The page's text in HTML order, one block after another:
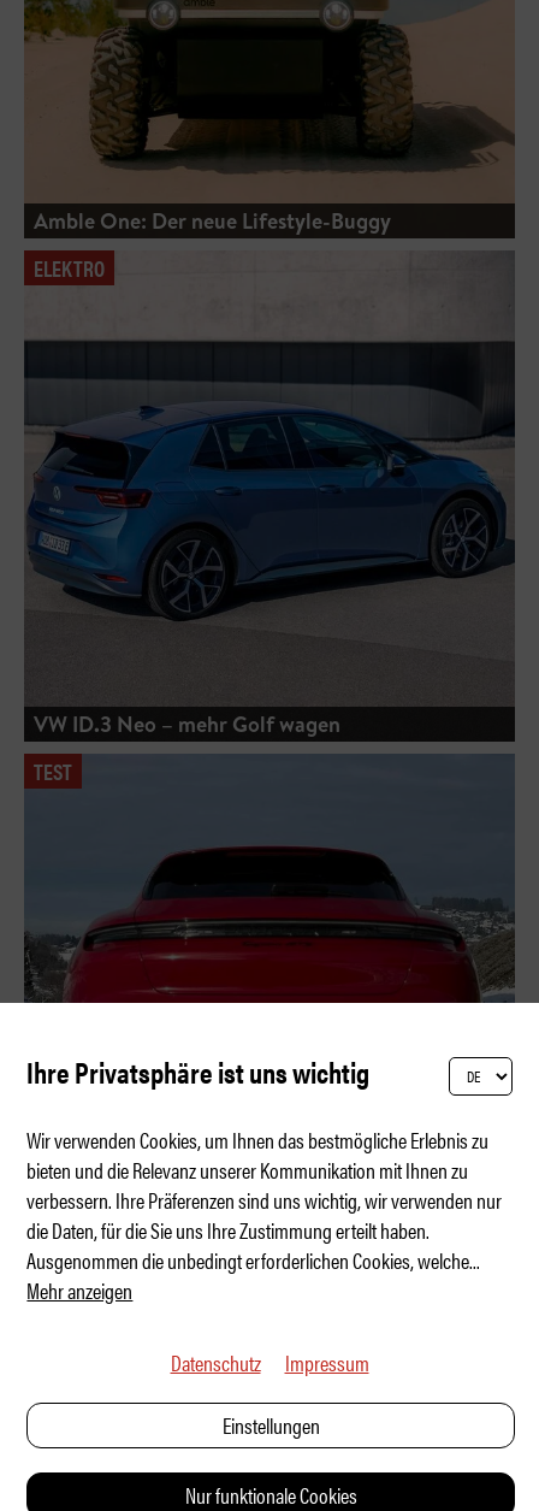
Amble One: Der neue Lifestyle-Buggy
ELEKTRO
VW ID.3 Neo – mehr Golf wagen
TEST
Ein sehr vernünftiges Auto
Ihre Privatsphäre ist uns wichtig
Wir verwenden Cookies, um Ihnen das bestmögliche Erlebnis zu
bieten und die Relevanz unserer Kommunikation mit Ihnen zu
verbessern. Ihre Präferenzen sind uns wichtig, wir verwenden nur
die Daten, für die Sie uns Ihre Zustimmung erteilt haben.
Ausgenommen die unbedingt erforderlichen Cookies, welche...
Mehr anzeigen
Datenschutz Impressum
Einstellungen
Nur funktionale Cookies